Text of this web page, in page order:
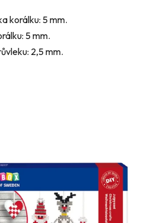
korálku: 5 mm.
5 mm.
2,5 mm.